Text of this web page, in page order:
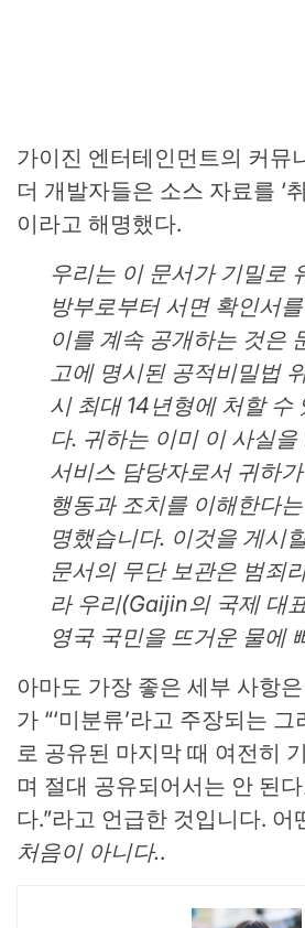
가이진 엔터테인먼트의 커뮤
더 개발자들은 소스 자료를 ‘
이라고 해명했다.
우리는 이 문서가 기밀로
방부로부터 서면 확인서
이를 계속 공개하는 것은
고에 명시된 공적비밀법
시 최대 14년형에 처할 수
다. 귀하는 이미 이 사실
서비스 담당자로서 귀하
행동과 조치를 이해한다
명했습니다. 이것을 게시
문서의 무단 보관은 범죄
라 우리(Gaijin의 국제 대
영국 국민을 뜨거운 물에
아마도 가장 좋은 세부 사항
가 “‘미분류’라고 주장되는
로 공유된 마지막 때 여전히
며 절대 공유되어서는 안 된
다.”라고 언급한 것입니다. 어
처음이 아니다..